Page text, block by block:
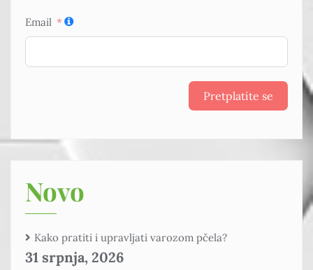
Email
Pretplatite se
Novo
Kako pratiti i upravljati varozom pčela?
31 srpnja, 2026